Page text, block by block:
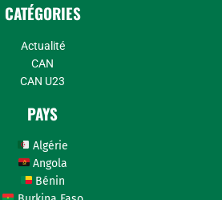
CATÉGORIES
Actualité
CAN
CAN U23
PAYS
Algérie
Angola
Bénin